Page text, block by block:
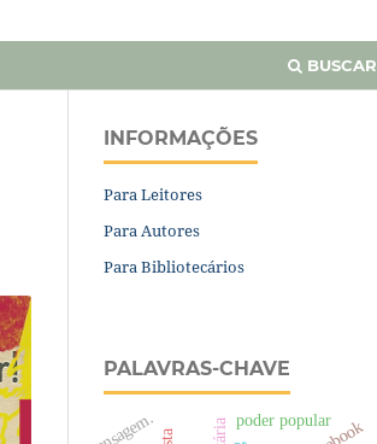
BUSCAR
INFORMAÇÕES
Para Leitores
Para Autores
Para Bibliotecários
PALAVRAS-CHAVE
poder popular